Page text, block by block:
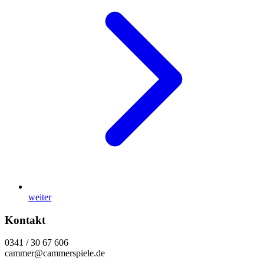
weiter
Kontakt
0341 / 30 67 606
cammer@cammerspiele.de